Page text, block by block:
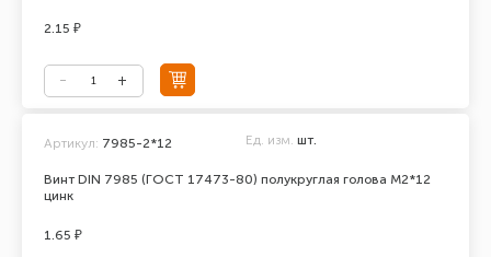
2.15 ₽
Винт DIN 7985 (ГОСТ 17473-80) полукруглая голова М2*12
цинк
Артикул: 7985-2*12 Ед. изм. шт.
1.65 ₽